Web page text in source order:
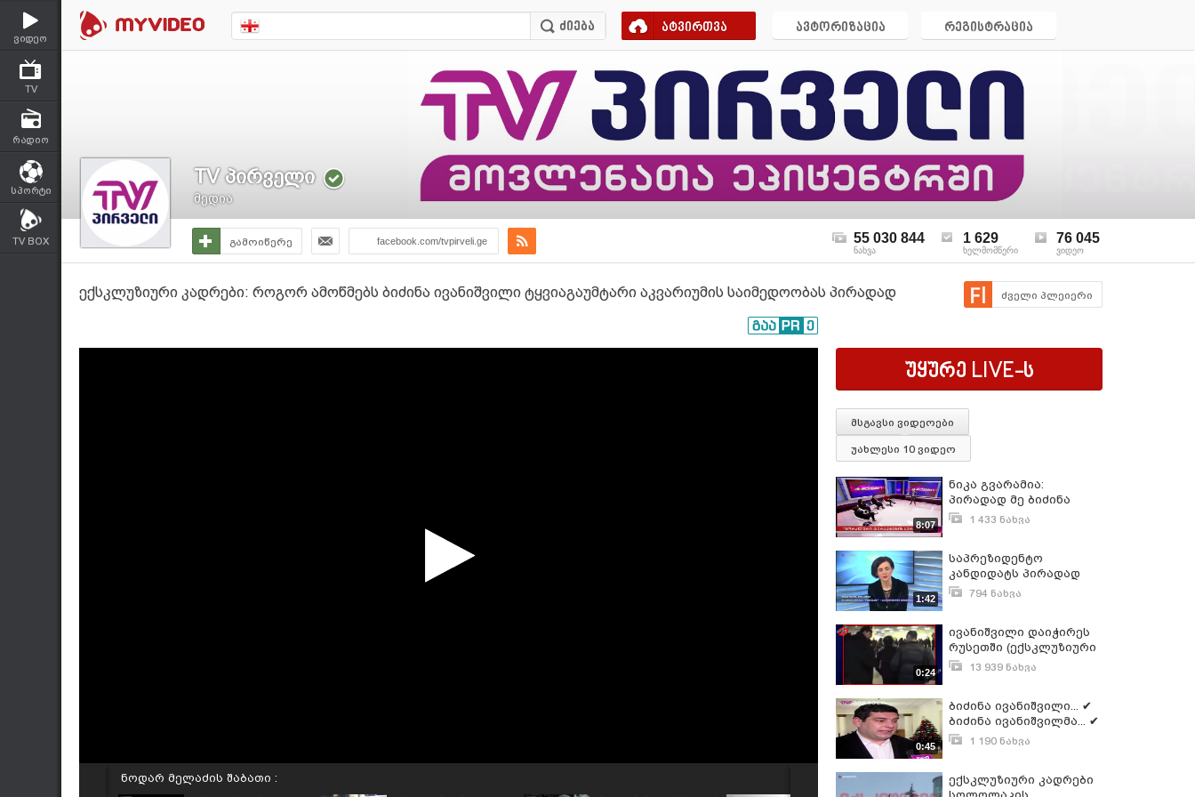
ვიდეო
TV
რადიო
სპორტი
TV BOX
ატვირთვა ავტორიზაცია რეგისტრაცია
TV პირველი
მედია
გამოიწერე facebook.com/tvpirveli.ge 55 030 844
ნახვა
1 629
ხელმომწერი
76 045
ვიდეო
ექსკლუზიური კადრები: როგორ ამოწმებს ბიძინა ივანიშვილი ტყვიაგაუმტარი აკვარიუმის საიმედოობას პირადად ძველი პლეიერი
ნოდარ მელაძის შაბათი :
უყურე LIVE-ს
მსგავსი ვიდეოები
უახლესი 10 ვიდეო
8:07
ნიკა გვარამია:
პირადად მე ბიძინა
ივანიშვილი
1 433 ნახვა
1:42
საპრეზიდენტო
კანდიდატს პირადად
ბიძინა ივანიშვილი
794 ნახვა
0:24
ივანიშვილი დაიჭირეს
რუსეთში (ექსკლუზიური
კადრები)
13 939 ნახვა
0:45
ბიძინა ივანიშვილი... ✔
ბიძინა ივანიშვილმა... ✔
ბიძინა ივანიშვილს..
ლიდერს
1 190 ნახვა
ექსკლუზიური კადრები